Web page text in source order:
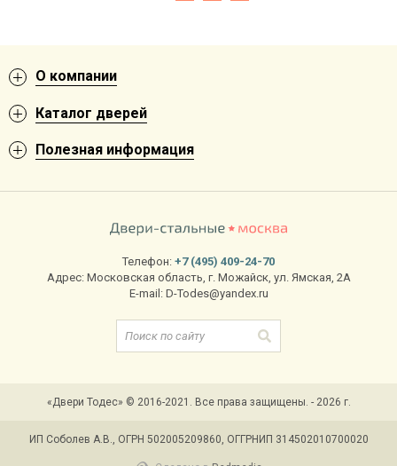
О компании
Каталог дверей
Полезная информация
Телефон: +7 (495) 409-24-70
Адрес: Московская область, г. Можайск, ул. Ямская, 2А
E-mail: D-Todes@yandex.ru
«Двери Тодес» © 2016-2021. Все права защищены. - 2026 г.
ИП Соболев А.В., ОГРН 502005209860, ОГГРНИП 314502010700020